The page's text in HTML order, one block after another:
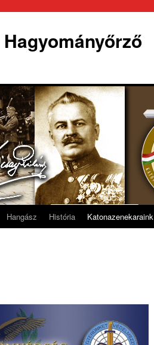
Hangász História Katonazenekaraink